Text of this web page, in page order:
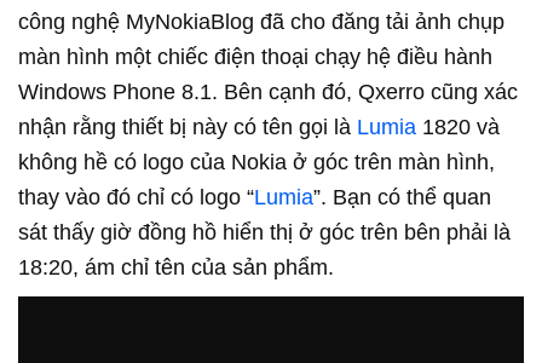
công nghệ MyNokiaBlog đã cho đăng tải ảnh chụp
màn hình một chiếc điện thoại chạy hệ điều hành
Windows Phone 8.1. Bên cạnh đó, Qxerro cũng xác
nhận rằng thiết bị này có tên gọi là Lumia 1820 và
không hề có logo của Nokia ở góc trên màn hình,
thay vào đó chỉ có logo “Lumia”. Bạn có thể quan
sát thấy giờ đồng hồ hiển thị ở góc trên bên phải là
18:20, ám chỉ tên của sản phẩm.